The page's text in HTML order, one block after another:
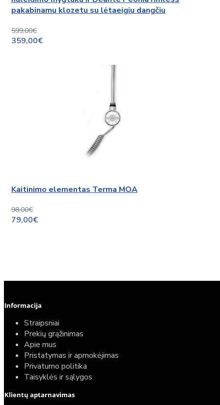
pakabinamu klozetu su lėtaeigiu dangčiu
599,00€
359,00€
Kaitinimo elementas Terma MOA
98,00€
79,00€
Elektrinio gyvatuko paruošimo paslauga
Informacija
Straipsniai
Prekių grąžinimas
Apie mus
Pristatymas ir apmokėjimas
Privatumo politika
Taisyklės ir sąlygos
Klientų aptarnavimas